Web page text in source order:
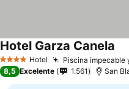
4 EstrellasHotel Piscina impecable
Hotel Garza Canela
8,5 Excelente 1.561 San